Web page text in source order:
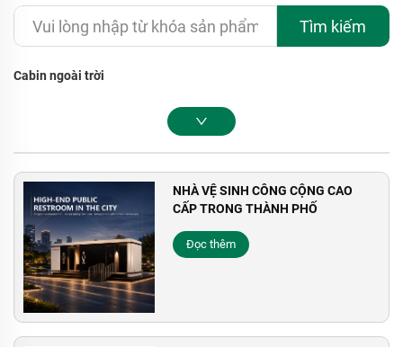
Tìm kiếm
Cabin ngoài trời
NHÀ VỆ SINH CÔNG CỘNG CAO
CẤP TRONG THÀNH PHỐ
Đọc thêm